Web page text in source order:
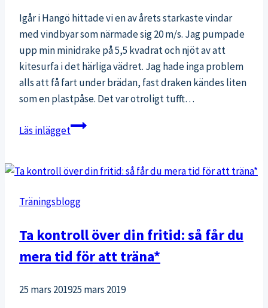
Igår i Hangö hittade vi en av årets starkaste vindar
med vindbyar som närmade sig 20 m/s. Jag pumpade
upp min minidrake på 5,5 kvadrat och njöt av att
kitesurfa i det härliga vädret. Jag hade inga problem
alls att få fart under brädan, fast draken kändes liten
som en plastpåse. Det var otroligt tufft…
Läs inläggetKärlek
Träningsblogg
Ta kontroll över din fritid: så får du
mera tid för att träna*
25 mars 201925 mars 2019